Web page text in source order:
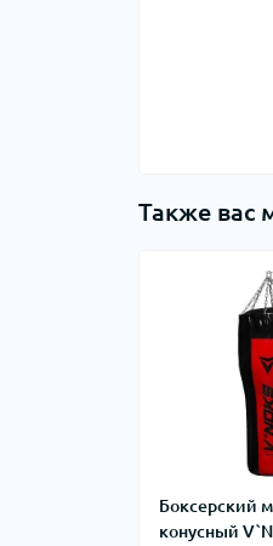
Также вас
Боксерский
конусный